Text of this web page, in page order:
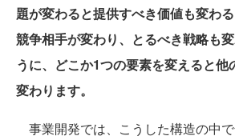
題が変わると提供すべき価値も変わ
競争相手が変わり、とるべき戦略も
うに、どこか1つの要素を変えると他
変わります。
事業開発では、こうした構造の中